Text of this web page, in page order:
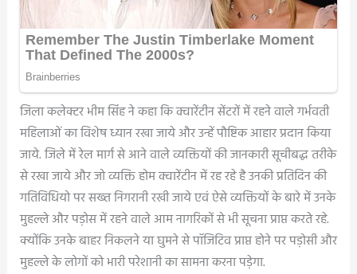
जिला कलेक्टर भीम सिंह ने कहा कि क्वारेंटीन सेंटरों में रहने वाले गर्भवती
महिलाओं का विशेष ध्यान रखा जाये और उन्हें पौष्टिक आहार प्रदान किया
जाये. जिले में रेल मार्ग से आने वाले व्यक्तियों की जानकारी सूचीबद्ध तरीके
से रखा जाये और जो व्यक्ति होम क्वारेंटीन में रह रहे है उनकी प्रतिदिन की
गतिविधियो पर सख्त निगरानी रखी जाये एवं ऐसे व्यक्तियों के बारे में उनके
मुहल्ले और पड़ोस में रहने वाले आम नागरिकों से भी सूचना प्राप्त करते रहे.
क्योंकि उनके बाहर निकलने या घुमने से पॉजिटिव प्राप्त होने पर पड़ोसी और
मुहल्ले के लोगों को भारी परेशानी का सामना करना पड़ेगा.